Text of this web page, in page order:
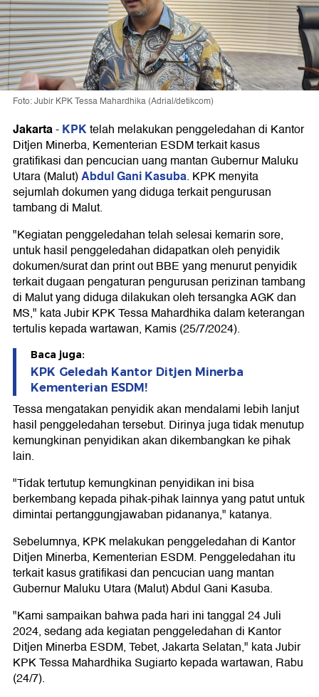
Foto: Jubir KPK Tessa Mahardhika (Adrial/detikcom)
Jakarta-KPKtelah melakukan penggeledahan di Kantor
Ditjen Minerba, Kementerian ESDM terkait kasus
gratifikasi dan pencucian uang mantan Gubernur Maluku
Utara (Malut)Abdul Gani Kasuba. KPK menyita
sejumlah dokumen yang diduga terkait pengurusan
tambang di Malut.
"Kegiatan penggeledahan telah selesai kemarin sore,
untuk hasil penggeledahan didapatkan oleh penyidik
dokumen/surat dan print out BBE yang menurut penyidik
terkait dugaan pengaturan pengurusan perizinan tambang
di Malut yang diduga dilakukan oleh tersangka AGK dan
MS," kata Jubir KPK Tessa Mahardhika dalam keterangan
tertulis kepada wartawan, Kamis (25/7/2024).
Baca juga:
KPK Geledah Kantor Ditjen Minerba
Kementerian ESDM!
Tessa mengatakan penyidik akan mendalami lebih lanjut
hasil penggeledahan tersebut. Dirinya juga tidak menutup
kemungkinan penyidikan akan dikembangkan ke pihak
lain.
"Tidak tertutup kemungkinan penyidikan ini bisa
berkembang kepada pihak-pihak lainnya yang patut untuk
dimintai pertanggungjawaban pidananya," katanya.
Sebelumnya, KPK melakukan penggeledahan di Kantor
Ditjen Minerba, Kementerian ESDM. Penggeledahan itu
terkait kasus gratifikasi dan pencucian uang mantan
Gubernur Maluku Utara (Malut) Abdul Gani Kasuba.
"Kami sampaikan bahwa pada hari ini tanggal 24 Juli
2024, sedang ada kegiatan penggeledahan di Kantor
Ditjen Minerba ESDM, Tebet, Jakarta Selatan," kata Jubir
KPK Tessa Mahardhika Sugiarto kepada wartawan, Rabu
(24/7).